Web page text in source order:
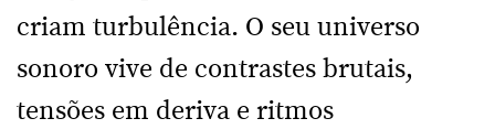
criam turbulência. O seu universo
sonoro vive de contrastes brutais,
tensões em deriva e ritmos